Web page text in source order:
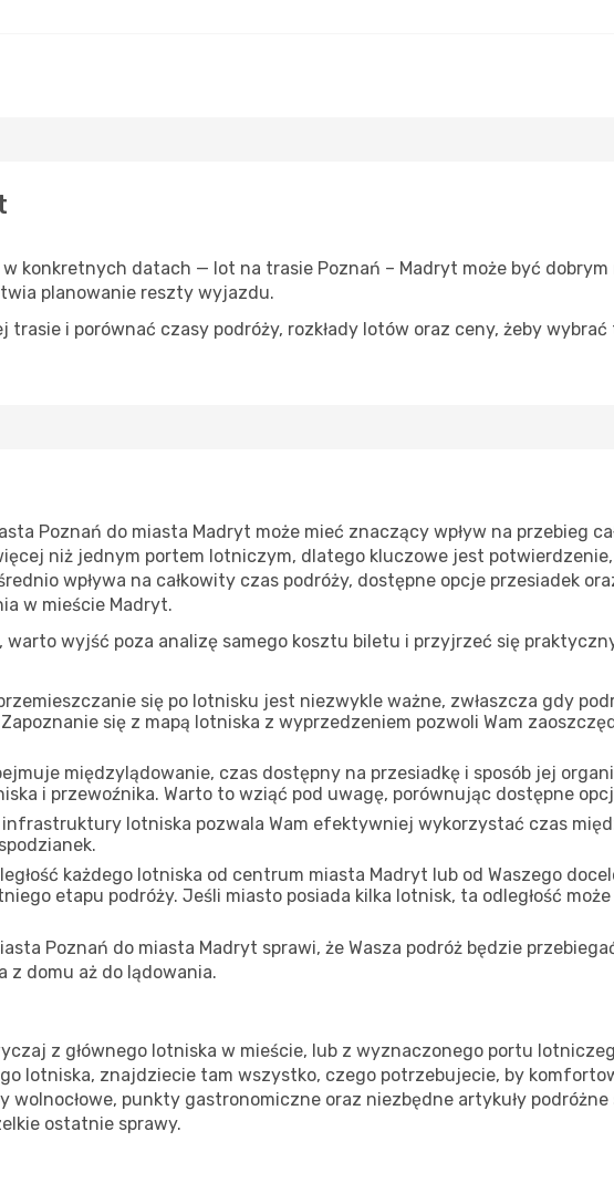
konkretnych datach — lot na trasie Poznań – Madryt może być dobrym
planowanie reszty wyjazdu.
trasie i porównać czasy podróży, rozkłady lotów oraz ceny, żeby wybrać
Poznań do miasta Madryt może mieć znaczący wpływ na przebieg
niż jednym portem lotniczym, dlatego kluczowe jest
wpływa na całkowity czas podróży, dostępne opcje przesiadek
w mieście Madryt.
warto wyjść poza analizę samego kosztu biletu i przyjrzeć się
się po lotnisku jest niezwykle ważne, zwłaszcza gdy
się z mapą lotniska z wyprzedzeniem pozwoli Wam
międzylądowanie, czas dostępny na przesiadkę i sposób jej
i przewoźnika. Warto to wziąć pod uwagę, porównując dostępne
lotniska pozwala Wam efektywniej wykorzystać czas
każdego lotniska od centrum miasta Madryt lub od Waszego
etapu podróży. Jeśli miasto posiada kilka lotnisk, ta odległość
Poznań do miasta Madryt sprawi, że Wasza podróż będzie
z domu aż do lądowania.
z głównego lotniska w mieście, lub z wyznaczonego portu
lotniska, znajdziecie tam wszystko, czego potrzebujecie, by
wolnocłowe, punkty gastronomiczne oraz niezbędne artykuły
ostatnie sprawy.